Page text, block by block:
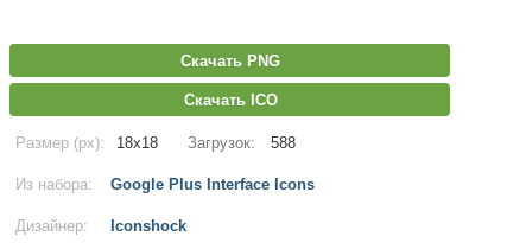
Скачать PNG
Скачать ICO
Размер (px): 18x18 Загрузок: 588
Из набора: Google Plus Interface Icons
Дизайнер: Iconshock